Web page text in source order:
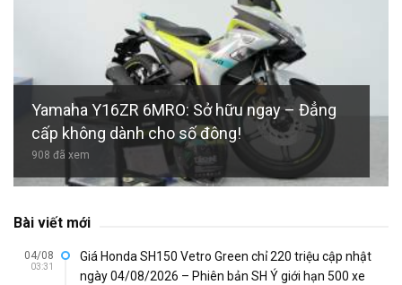
Yamaha Y16ZR 6MRO: Sở hữu ngay – Đẳng
cấp không dành cho số đông!
908 đã xem
Bài viết mới
04/08
03:31
Giá Honda SH150 Vetro Green chỉ 220 triệu cập nhật
ngày 04/08/2026 – Phiên bản SH Ý giới hạn 500 xe